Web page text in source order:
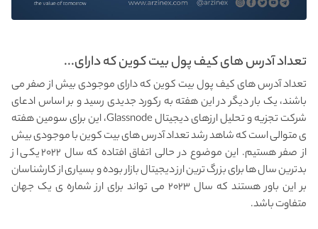
تعداد آدرس‌ های کیف پول بیت‌ کوین که دارای...
تعداد آدرس‌ های کیف پول بیت‌ کوین که دارای موجودی بیش از صفر می
باشند، یک بار دیگر در این هفته به رکورد جدیدی رسید و بر اساس ادعای
شرکت تجزیه و تحلیل ارزهای دیجیتال Glassnode، این برای سومین هفته
ی متوالی است که شاهد رشد تعداد آدرس های بیت کوین با موجودی بیش
از صفر هستیم. این موضوع در حالی اتفاق افتاده که سال ۲۰۲۲ یکی از
بدترین سال ها برای بزرگ ترین ارز دیجیتال بازار بوده و بسیاری از کارشناسان
بر این باور هستند که سال ۲۰۲۳ می تواند برای ارز شماره ی یک جهان
متفاوت باشد.